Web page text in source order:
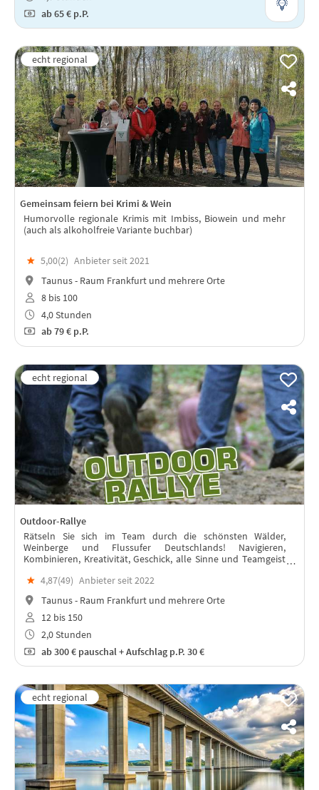
ab65 € p.P.
Gemeinsam feiern bei Krimi & Wein
Humorvolle regionale Krimis mit Imbiss, Biowein und mehr
(auch als alkoholfreie Variante buchbar)
★ 5,00(2) Anbieter seit 2021
Taunus - Raum Frankfurt und mehrere Orte
8 bis 100
4,0 Stunden
ab79 € p.P.
Outdoor-Rallye
Rätseln Sie sich im Team durch die schönsten Wälder,
Weinberge und Flussufer Deutschlands! Navigieren,
Kombinieren, Kreativität, Geschick, alle Sinne und Teamgeist
★ 4,87(49) Anbieter seit 2022
Taunus - Raum Frankfurt und mehrere Orte
12 bis 150
2,0 Stunden
ab300 € pauschal + Aufschlag p.P. 30 €